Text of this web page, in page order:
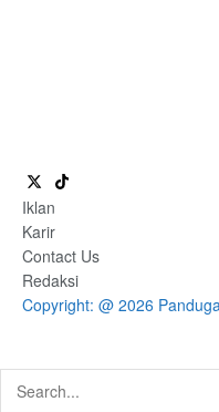
Iklan
Karir
Contact Us
Redaksi
Copyright: @ 2026